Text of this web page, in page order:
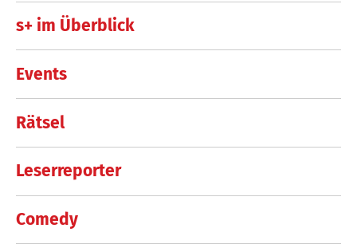
s+ im Überblick
Events
Rätsel
Leserreporter
Comedy